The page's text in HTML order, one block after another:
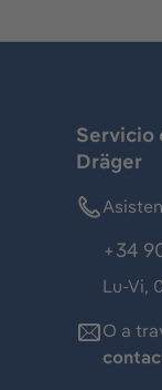
Servicio
Dräger
+34
Lu-Vi,
O a